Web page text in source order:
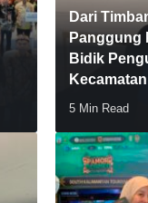
Dari
Panggung
Bidik
5 Min Read